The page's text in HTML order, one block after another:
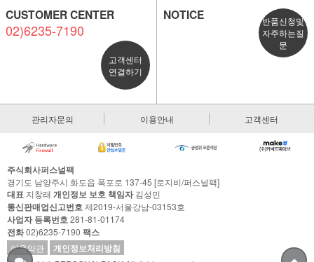
CUSTOMER CENTER
02)6235-7190
고객센터
연결하기
NOTICE
반품신청및
자주하는질
문
관리자문의 이용안내 고객센터
주식회사퍼스널팩
경기도 남양주시 화도읍 폭포로 137-45 [로지비/퍼스널팩]
대표 지창래 개인정보 보호 책임자김성민
통신판매업신고번호제2019-서울강남-03153호
사업자 등록번호281-81-01174
전화02)6235-7190 팩스
이용약관 개인정보처리방침